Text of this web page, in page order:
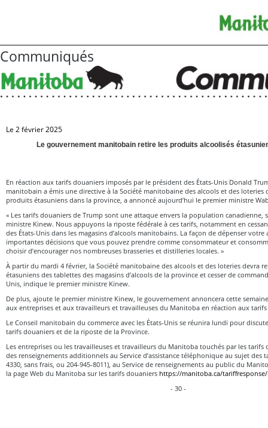
Communiqués
Le 2 février 2025
Le gouvernement manitobain retire les produits alcoolisés
En réaction aux tarifs douaniers imposés par le président des États-Unis Donald
manitobain a émis une directive à la Société manitobaine des alcools et des loteries
produits étasuniens dans la province, a annoncé aujourd’hui le premier ministre
« Les tarifs douaniers de Trump sont une attaque envers la population canadienne,
ministre Kinew. Nous appuyons la riposte fédérale à ces tarifs, notamment en
des États-Unis dans les magasins d’alcools manitobains. La façon de dépenser votre
importantes décisions que vous pouvez prendre comme consommateur et
choisir d’encourager nos nombreuses brasseries et distilleries locales. »
À partir du mardi 4 février, la Société manitobaine des alcools et des loteries devra
étasuniens des tablettes des magasins d’alcools de la province et cesser de
Unis, indique le premier ministre Kinew.
De plus, ajoute le premier ministre Kinew, le gouvernement annoncera cette
aux entreprises et aux travailleurs et travailleuses du Manitoba en réaction aux
Le Conseil manitobain du commerce avec les États-Unis se réunira lundi pour
tarifs douaniers et de la riposte de la Province.
Les entreprises ou les travailleuses et travailleurs du Manitoba touchés par les
des renseignements additionnels au Service d’assistance téléphonique au sujet des
4330, sans frais, ou 204-945-8011), au Service de renseignements au public du
la page Web du Manitoba sur les tarifs douaniers https://manitoba.ca/
- 30 -